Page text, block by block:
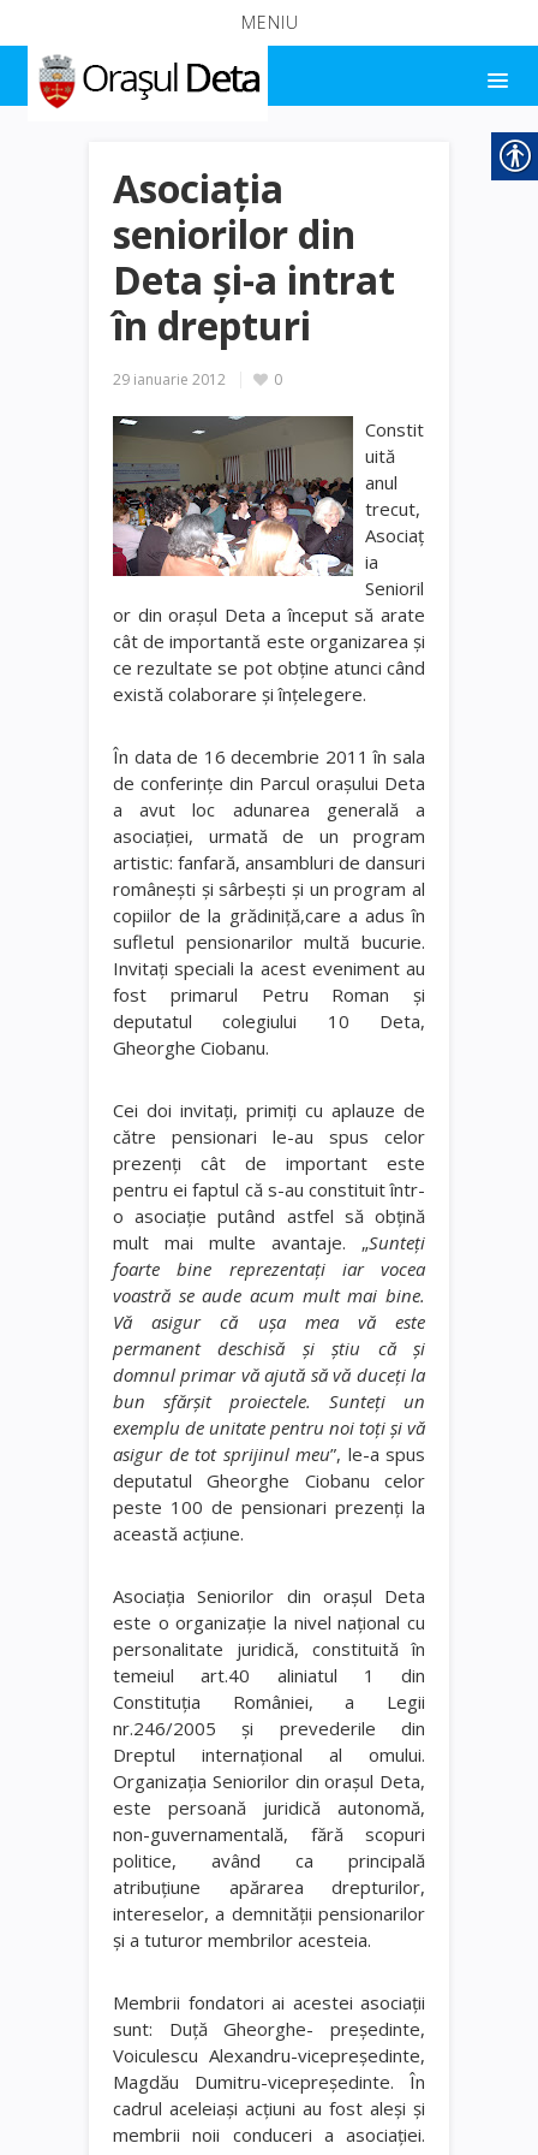
MENIU
Asociaţia
seniorilor din
Deta şi-a intrat
în drepturi
29 ianuarie 2012 0
Constit
uită
anul
trecut,
Asociaţ
ia
Senioril
or din oraşul Deta a început să arate
cât de importantă este organizarea şi
ce rezultate se pot obţine atunci când
există colaborare şi înţelegere.
În data de 16 decembrie 2011 în sala
de conferinţe din Parcul oraşului Deta
a avut loc adunarea generală a
asociaţiei, urmată de un program
artistic: fanfară, ansambluri de dansuri
româneşti şi sârbeşti şi un program al
copiilor de la grădiniţă,care a adus în
sufletul pensionarilor multă bucurie.
Invitaţi speciali la acest eveniment au
fost primarul Petru Roman şi
deputatul colegiului 10 Deta,
Gheorghe Ciobanu.
Cei doi invitaţi, primiţi cu aplauze de
către pensionari le-au spus celor
prezenţi cât de important este
pentru ei faptul că s-au constituit într-
o asociaţie putând astfel să obţină
mult mai multe avantaje. „Sunteţi
foarte bine reprezentaţi iar vocea
voastră se aude acum mult mai bine.
Vă asigur că uşa mea vă este
permanent deschisă şi ştiu că şi
domnul primar vă ajută să vă duceţi la
bun sfărşit proiectele. Sunteţi un
exemplu de unitate pentru noi toţi şi vă
asigur de tot sprijinul meu”, le-a spus
deputatul Gheorghe Ciobanu celor
peste 100 de pensionari prezenţi la
această acţiune.
Asociaţia Seniorilor din oraşul Deta
este o organizaţie la nivel naţional cu
personalitate juridică, constituită în
temeiul art.40 aliniatul 1 din
Constituţia României, a Legii
nr.246/2005 şi prevederile din
Dreptul internaţional al omului.
Organizaţia Seniorilor din oraşul Deta,
este persoană juridică autonomă,
non-guvernamentală, fără scopuri
politice, având ca principală
atribuţiune apărarea drepturilor,
intereselor, a demnităţii pensionarilor
şi a tuturor membrilor acesteia.
Membrii fondatori ai acestei asociaţii
sunt: Duţă Gheorghe- preşedinte,
Voiculescu Alexandru-vicepreşedinte,
Magdău Dumitru-vicepreşedinte. În
cadrul aceleiaşi acţiuni au fost aleşi şi
membrii noii conduceri a asociaţiei.